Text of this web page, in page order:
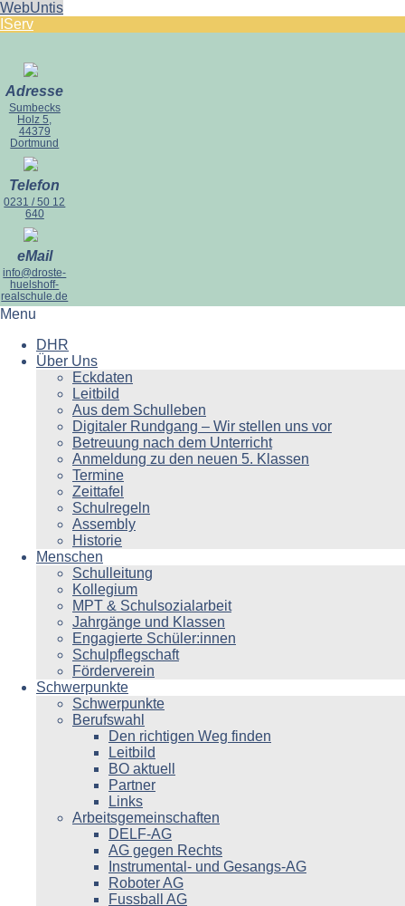
WebUntis
IServ
Adresse
Sumbecks
Holz 5,
44379
Dortmund
Telefon
0231 / 50 12
640
eMail
info@droste-
huelshoff-
realschule.de
Menu
DHR
Über Uns
Eckdaten
Leitbild
Aus dem Schulleben
Digitaler Rundgang – Wir stellen uns vor
Betreuung nach dem Unterricht
Anmeldung zu den neuen 5. Klassen
Termine
Zeittafel
Schulregeln
Assembly
Historie
Menschen
Schulleitung
Kollegium
MPT & Schulsozialarbeit
Jahrgänge und Klassen
Engagierte Schüler:innen
Schulpflegschaft
Förderverein
Schwerpunkte
Schwerpunkte
Berufswahl
Den richtigen Weg finden
Leitbild
BO aktuell
Partner
Links
Arbeitsgemeinschaften
DELF-AG
AG gegen Rechts
Instrumental- und Gesangs-AG
Roboter AG
Fussball AG